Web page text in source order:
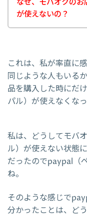
なぜ、モバオクのお
が使えないの？
これは、私が率直に
同じような人もいる
品を購入した時にだ
パル）が使えなくな
私は、どうしてモバ
ル）が使えない状態
だったのでpaypal（
ね。
そのような感じで
分かったことは、ど